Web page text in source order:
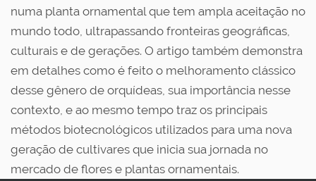
numa planta ornamental que tem ampla aceitação no
mundo todo, ultrapassando fronteiras geográficas,
culturais e de gerações. O artigo também demonstra
em detalhes como é feito o melhoramento clássico
desse gênero de orquídeas, sua importância nesse
contexto, e ao mesmo tempo traz os principais
métodos biotecnológicos utilizados para uma nova
geração de cultivares que inicia sua jornada no
mercado de flores e plantas ornamentais.